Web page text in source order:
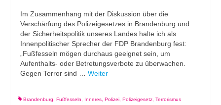
Im Zusammenhang mit der Diskussion über die
Verschärfung des Polizeigesetzes in Brandenburg und
der Sicherheitspolitik unseres Landes halte ich als
Innenpolitischer Sprecher der FDP Brandenburg fest:
„Fußfesseln mögen durchaus geeignet sein, um
Aufenthalts- oder Betretungsverbote zu überwachen.
Gegen Terror sind … Weiter
Brandenburg Fußfesseln Inneres Polizei Polizeigesetz Terrorismus